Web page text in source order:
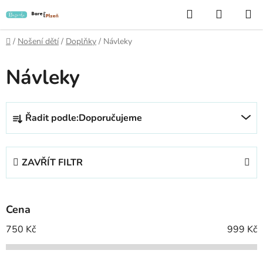
na
obsah
Hledat
KOŠÍK
Domů
/ Nošení dětí / Doplňky / Návleky
Návleky
Ř
z
p
r
o
d
Řadit podle:Doporučujeme
ZAVŘÍT FILTR
Cena
750 Kč 999 Kč